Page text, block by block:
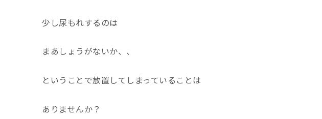
少し尿もれするのは
まあしょうがないか、、
ということで放置してしまっていることは
ありませんか？